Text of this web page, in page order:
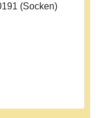
(Socken)